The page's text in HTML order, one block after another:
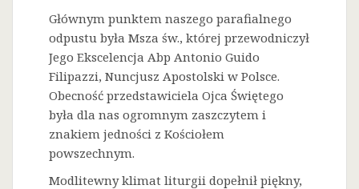
Głównym punktem naszego parafialnego
odpustu była Msza św., której przewodniczył
Jego Ekscelencja Abp Antonio Guido
Filipazzi, Nuncjusz Apostolski w Polsce.
Obecność przedstawiciela Ojca Świętego
była dla nas ogromnym zaszczytem i
znakiem jedności z Kościołem
powszechnym.
Modlitewny klimat liturgii dopełnił piękny,